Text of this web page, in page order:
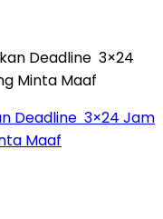
Deadline 3×24 Jam
Maaf